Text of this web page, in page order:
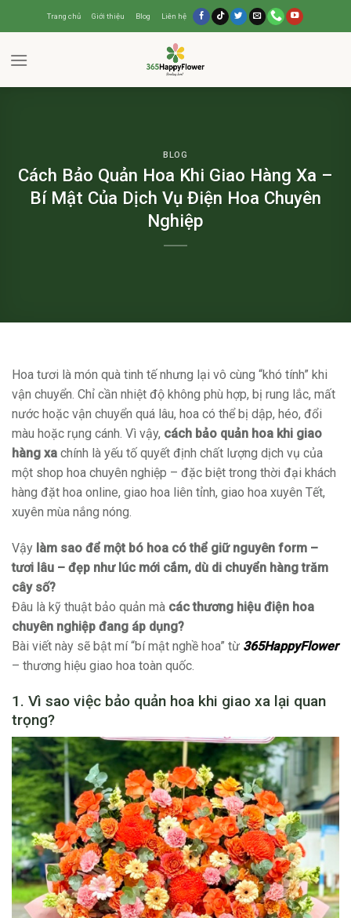
Trang chủ Giới thiệu Blog Liên hệ
BLOG
Cách Bảo Quản Hoa Khi Giao Hàng Xa –
Bí Mật Của Dịch Vụ Điện Hoa Chuyên
Nghiệp
Hoa tươi là món quà tinh tế nhưng lại vô cùng “khó tính” khi
vận chuyển. Chỉ cần nhiệt độ không phù hợp, bị rung lắc, mất
nước hoặc vận chuyển quá lâu, hoa có thể bị dập, héo, đổi
màu hoặc rụng cánh. Vì vậy, cách bảo quản hoa khi giao
hàng xa chính là yếu tố quyết định chất lượng dịch vụ của
một shop hoa chuyên nghiệp – đặc biệt trong thời đại khách
hàng đặt hoa online, giao hoa liên tỉnh, giao hoa xuyên Tết,
xuyên mùa nắng nóng.
Vậy làm sao để một bó hoa có thể giữ nguyên form –
tươi lâu – đẹp như lúc mới cắm, dù di chuyển hàng trăm
cây số?
Đâu là kỹ thuật bảo quản mà các thương hiệu điện hoa
chuyên nghiệp đang áp dụng?
Bài viết này sẽ bật mí “bí mật nghề hoa” từ 365HappyFlower
– thương hiệu giao hoa toàn quốc.
1. Vì sao việc bảo quản hoa khi giao xa lại quan
trọng?